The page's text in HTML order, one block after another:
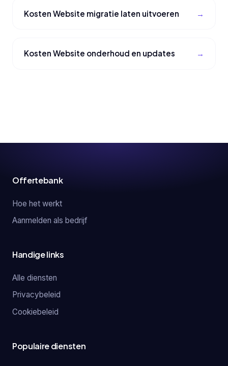
Kosten Website migratie laten uitvoeren
Kosten Website onderhoud en updates
Offertebank
Hoe het werkt
Aanmelden als bedrijf
Handige links
Alle diensten
Privacybeleid
Cookiebeleid
Populaire diensten